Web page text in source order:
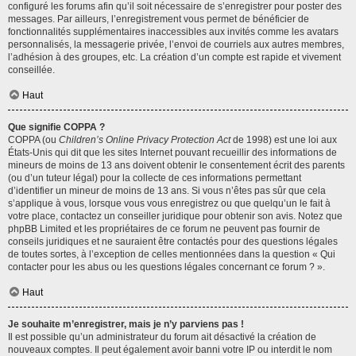
configuré les forums afin qu’il soit nécessaire de s’enregistrer pour poster des
messages. Par ailleurs, l’enregistrement vous permet de bénéficier de
fonctionnalités supplémentaires inaccessibles aux invités comme les avatars
personnalisés, la messagerie privée, l’envoi de courriels aux autres membres,
l’adhésion à des groupes, etc. La création d’un compte est rapide et vivement
conseillée.
Haut
Que signifie COPPA ?
COPPA (ou Children’s Online Privacy Protection Actde 1998) est une loi aux
États-Unis qui dit que les sites Internet pouvant recueillir des informations de
mineurs de moins de 13 ans doivent obtenir le consentement écrit des parents
(ou d’un tuteur légal) pour la collecte de ces informations permettant
d’identifier un mineur de moins de 13 ans. Si vous n’êtes pas sûr que cela
s’applique à vous, lorsque vous vous enregistrez ou que quelqu’un le fait à
votre place, contactez un conseiller juridique pour obtenir son avis. Notez que
phpBB Limited et les propriétaires de ce forum ne peuvent pas fournir de
conseils juridiques et ne sauraient être contactés pour des questions légales
de toutes sortes, à l’exception de celles mentionnées dans la question « Qui
contacter pour les abus ou les questions légales concernant ce forum ? ».
Haut
Je souhaite m’enregistrer, mais je n’y parviens pas !
Il est possible qu’un administrateur du forum ait désactivé la création de
nouveaux comptes. Il peut également avoir banni votre IP ou interdit le nom